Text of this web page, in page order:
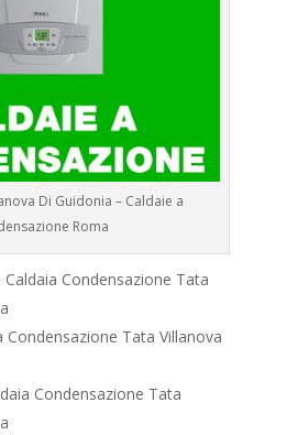
Di Guidonia – Caldaie a
Roma
Caldaia Condensazione Tata
Condensazione Tata Villanova
Condensazione Tata